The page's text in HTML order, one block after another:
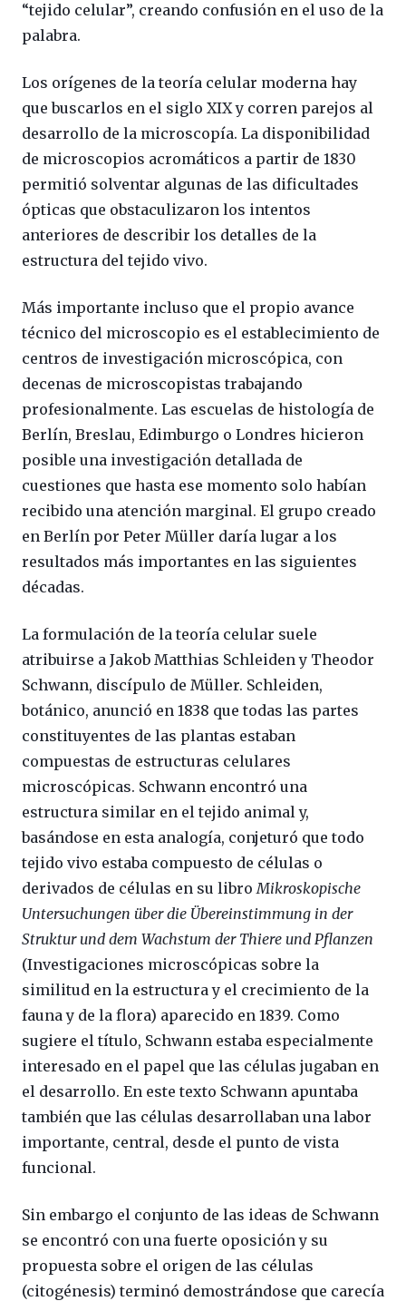
“tejido celular”, creando confusión en el uso de la
palabra.
Los orígenes de la teoría celular moderna hay
que buscarlos en el siglo XIX y corren parejos al
desarrollo de la microscopía. La disponibilidad
de microscopios acromáticos a partir de 1830
permitió solventar algunas de las dificultades
ópticas que obstaculizaron los intentos
anteriores de describir los detalles de la
estructura del tejido vivo.
Más importante incluso que el propio avance
técnico del microscopio es el establecimiento de
centros de investigación microscópica, con
decenas de microscopistas trabajando
profesionalmente. Las escuelas de histología de
Berlín, Breslau, Edimburgo o Londres hicieron
posible una investigación detallada de
cuestiones que hasta ese momento solo habían
recibido una atención marginal. El grupo creado
en Berlín por Peter Müller daría lugar a los
resultados más importantes en las siguientes
décadas.
La formulación de la teoría celular suele
atribuirse a Jakob Matthias Schleiden y Theodor
Schwann, discípulo de Müller. Schleiden,
botánico, anunció en 1838 que todas las partes
constituyentes de las plantas estaban
compuestas de estructuras celulares
microscópicas. Schwann encontró una
estructura similar en el tejido animal y,
basándose en esta analogía, conjeturó que todo
tejido vivo estaba compuesto de células o
derivados de células en su libroMikroskopische
Untersuchungen über die Übereinstimmung in der
Struktur und dem Wachstum der Thiere und Pflanzen
(Investigaciones microscópicas sobre la
similitud en la estructura y el crecimiento de la
fauna y de la flora) aparecido en 1839. Como
sugiere el título, Schwann estaba especialmente
interesado en el papel que las células jugaban en
el desarrollo. En este texto Schwann apuntaba
también que las células desarrollaban una labor
importante, central, desde el punto de vista
funcional.
Sin embargo el conjunto de las ideas de Schwann
se encontró con una fuerte oposición y su
propuesta sobre el origen de las células
(citogénesis) terminó demostrándose que carecía